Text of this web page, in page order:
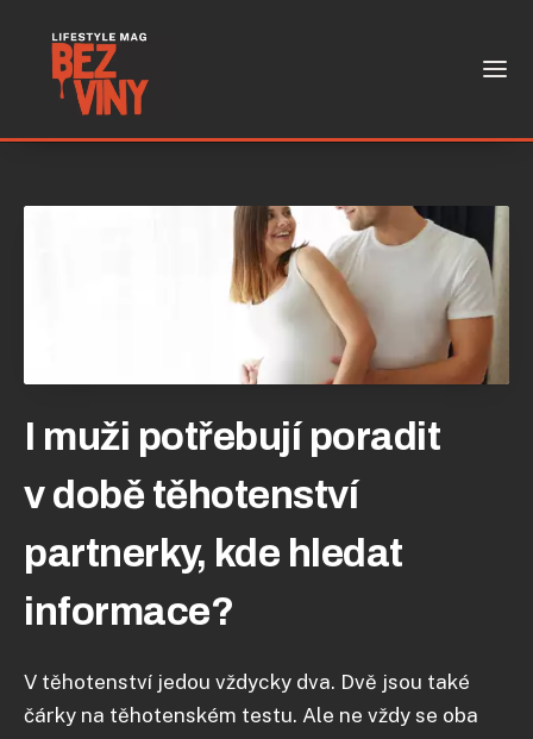
I muži potřebují poradit
v době těhotenství
partnerky, kde hledat
informace?
V těhotenství jedou vždycky dva. Dvě jsou také
čárky na těhotenském testu. Ale ne vždy se oba